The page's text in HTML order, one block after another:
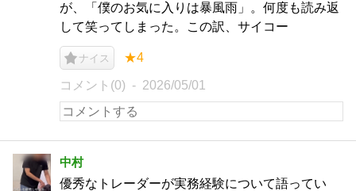
が、「僕のお気に入りは暴風雨」。何度も読み返
して笑ってしまった。この訳、サイコー
ナイス ★4
コメント(0) 2026/05/01
中村
優秀なトレーダーが実務経験について語ってい